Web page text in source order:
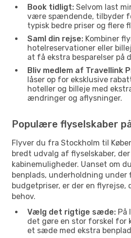
Book tidligt: Selvom last
være spændende, tilbyder
typisk bedre priser og flere
Saml din rejse: Kombiner
hotelreservationer eller
at få ekstra besparelser på
Bliv medlem af Travellink
låser op for eksklusive
hoteller og billeje med
ændringer og aflysninger.
Populære flyselskaber
Flyver du fra Stockholm til
bredt udvalg af flyselskaber,
kabinemuligheder. Uanset om
benplads, underholdning under
budgetpriser, er der en flyrejse,
behov.
Vælg det rigtige sæde: På
det gøre en stor forskel
et sæde med ekstra